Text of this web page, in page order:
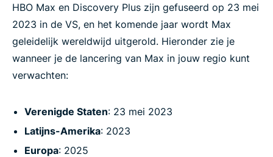
HBO Max en Discovery Plus zijn gefuseerd op 23 mei
2023 in de VS, en het komende jaar wordt Max
geleidelijk wereldwijd uitgerold. Hieronder zie je
wanneer je de lancering van Max in jouw regio kunt
verwachten:
Verenigde Staten: 23 mei 2023
Latijns-Amerika: 2023
Europa: 2025